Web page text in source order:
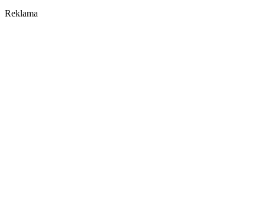
Reklama